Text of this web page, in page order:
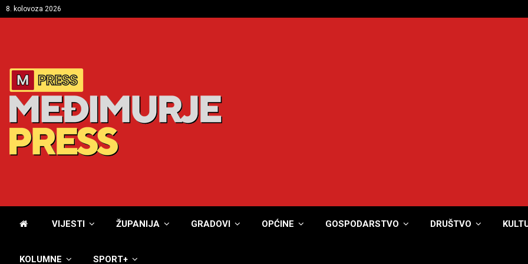
8. kolovoza 2026
VIJESTI ŽUPANIJA GRADOVI OPĆINE GOSPODARSTVO DRUŠTVO
KOLUMNE SPORT+